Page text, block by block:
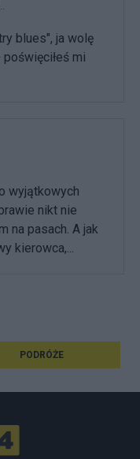
blues", ja wolę
mi
wyjątkowych
nikt nie
na pasach. A jak
kierowca,...
PODRÓŻE